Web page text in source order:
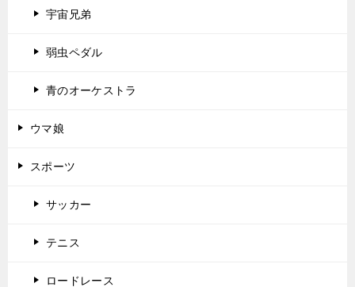
宇宙兄弟
弱虫ペダル
青のオーケストラ
ウマ娘
スポーツ
サッカー
テニス
ロードレース